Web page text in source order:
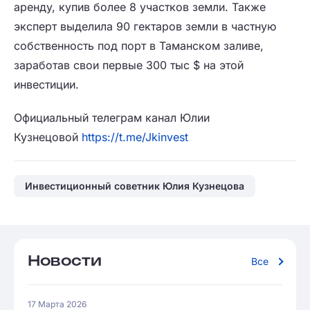
аренду, купив более 8 участков земли. Также
эксперт выделила 90 гектаров земли в частную
собственность под порт в Таманском заливе,
заработав свои первые 300 тыс $ на этой
инвестиции.
Официальный телеграм канал Юлии
Кузнецовой https://t.me/Jkinvest
Инвестиционный советник Юлия Кузнецова
Новости Все
17 Марта 2026